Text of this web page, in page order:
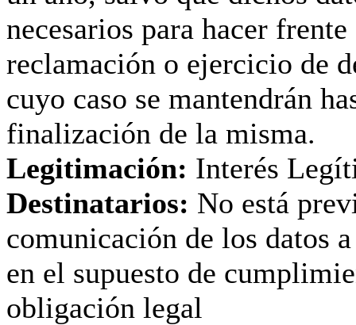
necesarios para hacer frente
reclamación o ejercicio de
cuyo caso se mantendrán
finalización de la misma.
Legitimación: Interés
Destinatarios: No está
comunicación de los datos
en el supuesto de
obligación legal